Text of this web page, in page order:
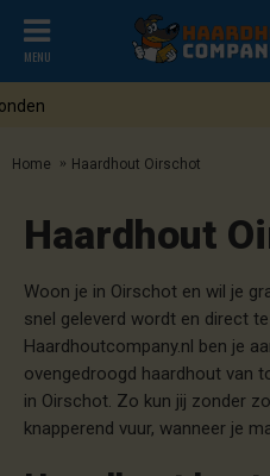
MENU
Home Haardhout Oirschot
Haardhout
Woon je in Oirschot en wil je
snel geleverd wordt en direct
Haardhoutcompany.nl ben je
ovengedroogd haardhout van
in Oirschot. Zo kun jij zonder
knapperend vuur, wanneer je